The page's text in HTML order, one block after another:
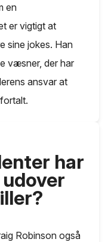
en
er vigtigt at
sine jokes. Han
væsner, der har
ansvar at
har
Robinson også